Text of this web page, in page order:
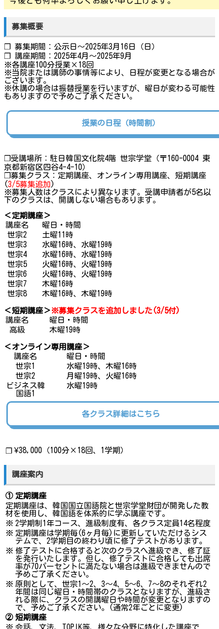
募集概要
❐ 募集期間：公示日～2025年3月16日（日）
❐ 講座期間：2025年4月～2025年9月
※各講座100分授業×18回
※当院または講師の事情等により、日程が変更となる場合が
ございます。
※休講の場合は振替授業を行いますが、曜日が変わる可能性
もありますので予めご了承ください。
授業の日程（時間割）
❐受講場所：駐日韓国文化院4階 世宗学堂（〒160-0004 東
京都新宿区四谷4-4-10）
❐募集クラス：定期講座、オンライン専用講座、短期講座
(3/5募集追加)
※募集人数はクラスにより異なります。受講申請者が5名以
下のクラスは、開講しない場合もあります。
＜定期講座＞
講座名
曜日・時間
世宗2
土曜11時
世宗3
水曜16時、水曜19時
世宗4
水曜16時、水曜19時
世宗5
火曜16時、火曜19時
世宗6
火曜16時、火曜19時
世宗7
木曜16時
世宗8
木曜16時、木曜19時
＜短期講座＞※募集クラスを追加しました(3/5付)
講座名
曜日・時間
高級
木曜19時
＜オンライン専用講座＞
講座名
曜日・時間
世宗1
水曜19時、木曜16時
世宗2
月曜19時、火曜16時
ビジネス韓
国語1
水曜19時
各クラス詳細はこちら
❐ ¥38,000（100分×18回、1学期）
講座案内
① 定期講座
定期講座は、韓国国立国語院と世宗学堂財団が開発した教
材を使用し、韓国語を体系的に学ぶ講座です。
※ 2学期制1年コース、進級制度有、各クラス定員14名程度
※ 定期講座は学期毎(6ヶ月毎)に更新していただけるシス
テムで、2学期目の終わり頃に修了テストがあります。
※ 修了テストに合格すると次のクラスへ進級でき、修了証
を発行いたします。但し、修了テストに合格しても出席
率が70パーセントに満たない場合は進級できませんので
予めご了承ください。
※ 原則として、世宗1～2、3～4、5～6、7～8のそれぞれ2
年間は同じ曜日・時間帯のクラスとなりますが、進級さ
れる際に、クラスの開講曜日や時間が変更となりますの
で、予めご了承ください。(通常2年ごとに変更)
② 短期講座
※ 会話、文法、TOPIK等、様々な分野に特化した講座で